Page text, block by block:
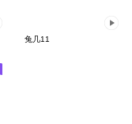
兔几11